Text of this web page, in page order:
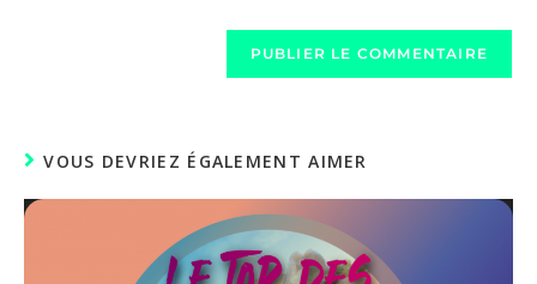
VOUS DEVRIEZ ÉGALEMENT AIMER